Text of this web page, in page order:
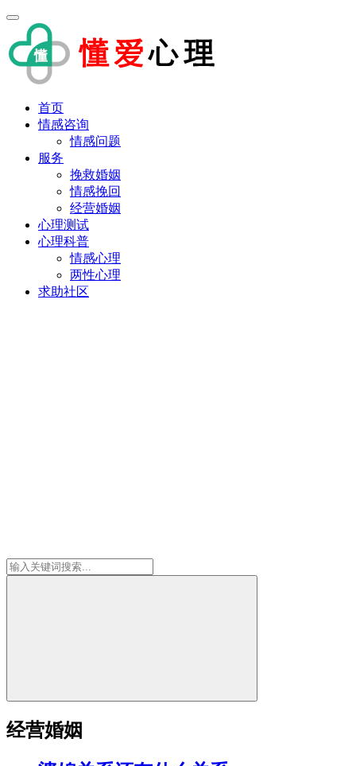
首页
情感咨询
情感问题
服务
挽救婚姻
情感挽回
经营婚姻
心理测试
心理科普
情感心理
两性心理
求助社区
经营婚姻